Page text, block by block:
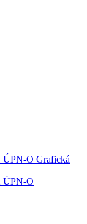
ÚPN-O Grafická
ÚPN-O